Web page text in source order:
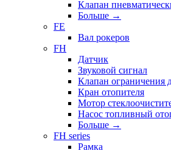
Клапан
Больше →
FE
Вал рокеров
FH
Датчик
Звуковой сигнал
Клапан ограничения
Кран отопителя
Мотор
Насос топливный
Больше →
FH series
Рамка